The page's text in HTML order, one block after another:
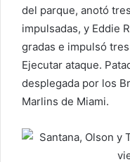
ó
n
i
del parque, anotó
impulsadas, y Eddie
gradas e impulsó
Ejecutar ataque.
desplegada por los
Marlins de Miami.